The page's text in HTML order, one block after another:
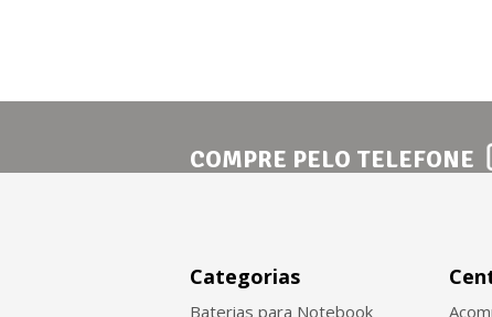
COMPRE PELO TELEFONE
Categorias
Baterias para Notebook